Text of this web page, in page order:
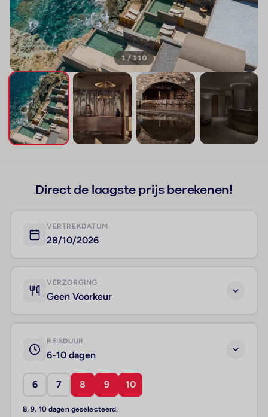
1 / 110
Direct de laagste prijs berekenen!
VERTREKDATUM
28/10/2026
VERZORGING
Geen Voorkeur
REISDUUR
6-10 dagen
6 7 8 9 10
8, 9, 10 dagen geselecteerd.